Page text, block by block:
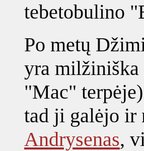
tebetobulino
Po metų
yra milžiniška
"Mac"
tad ji galėjo
Andrysenas,